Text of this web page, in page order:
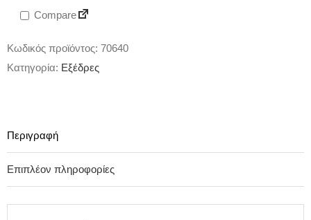
ποσότητα
Compare
Κωδικός προϊόντος: 70640
Κατηγορία: Εξέδρες
Περιγραφή
Επιπλέον πληροφορίες